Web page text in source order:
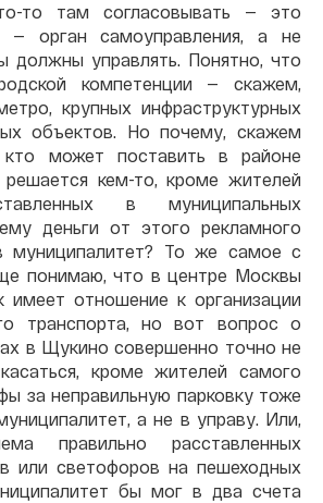
то там согласовывать — это
— орган самоуправления, а не
должны управлять. Понятно, что
компетенции — скажем,
крупных инфраструктурных
объектов. Но почему, скажем
может поставить в районе
кем-то, кроме жителей
в муниципальных
деньги от этого рекламного
То же самое с
понимаю, что в центре Москвы
имеет отношение к организации
транспорта, но вот вопрос о
в Щукино совершенно точно не
кроме жителей самого
за неправильную парковку тоже
а не в управу. Или,
правильно расставленных
или светофоров на пешеходных
бы мог в два счета